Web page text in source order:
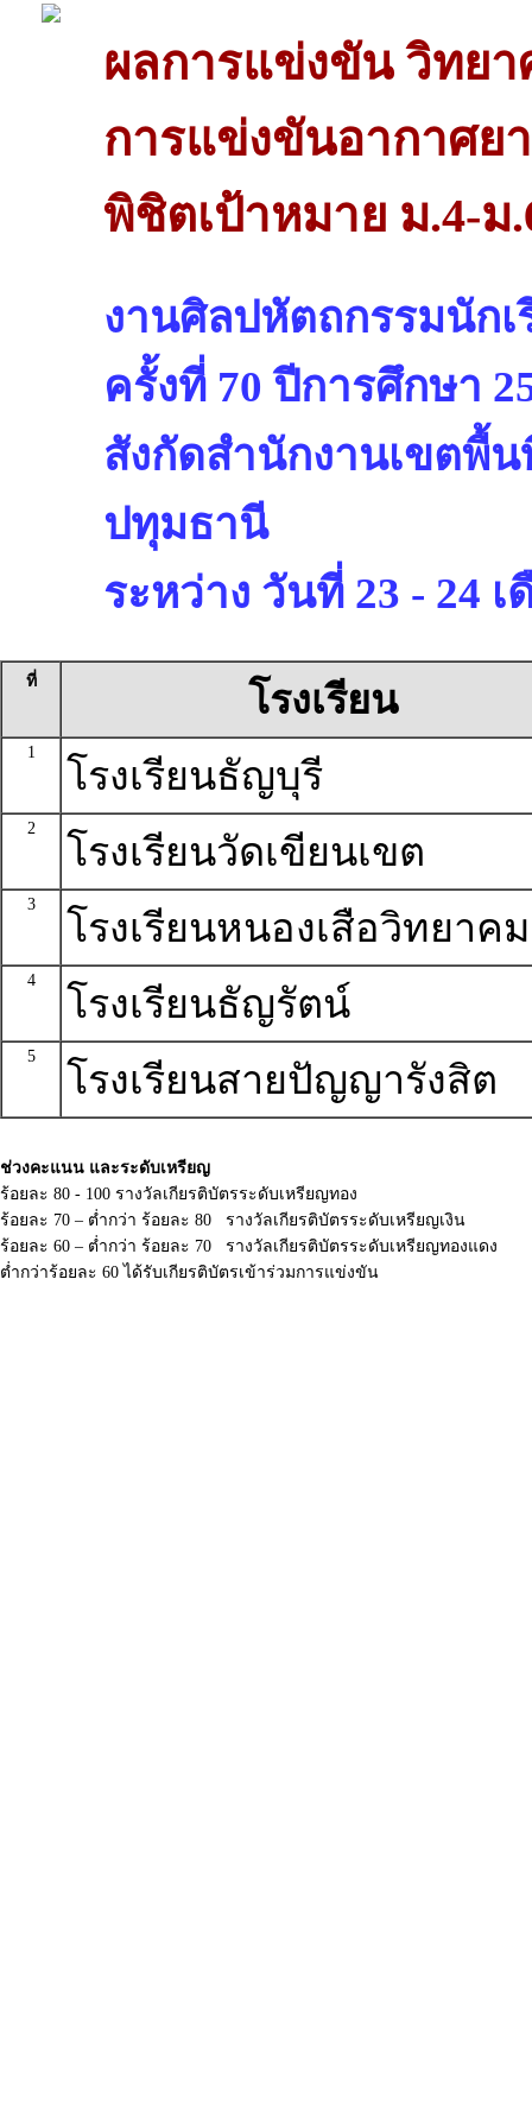
ผลการแข่งขัน วิทย
การแข่งขันอากาศย
พิชิตเป้าหมาย ม.4-ม
งานศิลปหัตถกรรมนัก
ครั้งที่ 70 ปีการศึกษา
สังกัดสำนักงานเขตพื้
ปทุมธานี
ระหว่าง วันที่ 23 - 24
ที่ โรงเรียน
1
โรงเรียนธัญบุรี
2
โรงเรียนวัดเขียนเขต
3
โรงเรียนหนองเสือวิทยาคม
4
โรงเรียนธัญรัตน์
5
โรงเรียนสายปัญญารังสิต
ช่วงคะแนน และระดับเหรียญ
ร้อยละ 80 - 100 รางวัลเกียรติบัตรระดับเหรียญทอง
ร้อยละ 70 – ต่ำกว่า ร้อยละ 80 รางวัลเกียรติบัตรระดับเหรียญเงิน
ร้อยละ 60 – ต่ำกว่า ร้อยละ 70 รางวัลเกียรติบัตรระดับเหรียญทองแดง
ต่ำกว่าร้อยละ 60 ได้รับเกียรติบัตรเข้าร่วมการแข่งขัน